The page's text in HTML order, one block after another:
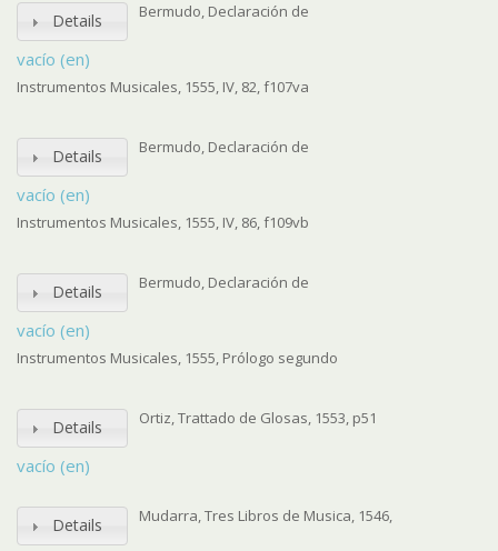
Details
vacío (en)
Bermudo, Declaración de
Instrumentos Musicales, 1555, IV, 82, f107va
Details
vacío (en)
Bermudo, Declaración de
Instrumentos Musicales, 1555, IV, 86, f109vb
Details
vacío (en)
Bermudo, Declaración de
Instrumentos Musicales, 1555, Prólogo segundo
Details
vacío (en)
Ortiz, Trattado de Glosas, 1553, p51
Details Mudarra, Tres Libros de Musica, 1546,